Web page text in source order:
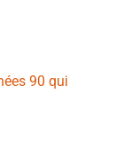
90 qui